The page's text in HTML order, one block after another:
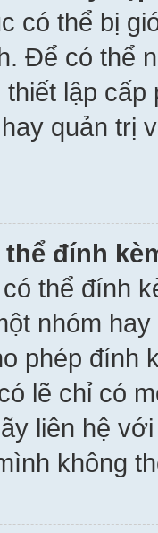
có thể bị
Để có thể
lập
quản trị
đính
thể đính
nhóm
phép đính
lẽ chỉ có
liên hệ
không